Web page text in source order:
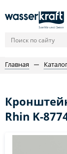
Главная
Rhin K-